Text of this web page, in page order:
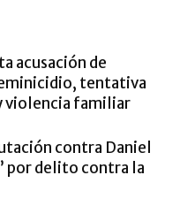
acusación de
tentativa
violencia familiar
contra Daniel
por delito contra la